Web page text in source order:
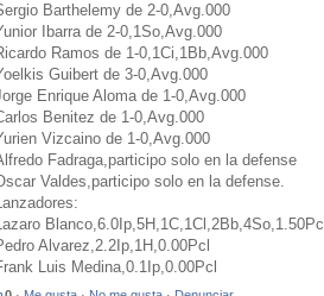
Barthelemy de 2-0,Avg.000
Ibarra de 2-0,1So,Avg.000
Ramos de 1-0,1Ci,1Bb,Avg.000
Guibert de 3-0,Avg.000
Enrique Aloma de 1-0,Avg.000
Benitez de 1-0,Avg.000
Vizcaino de 1-0,Avg.000
Fadraga,participo solo en la defense
Valdes,participo solo en la defense.
Blanco,6.0Ip,5H,1C,1Cl,2Bb,4So,1.50Pcl
Alvarez,2.2Ip,1H,0.00Pcl
Luis Medina,0.1Ip,0.00Pcl